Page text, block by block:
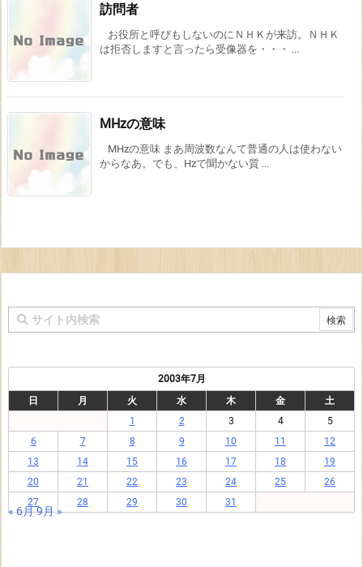
訪問者
お役所と呼びもしないのにＮＨＫが来訪。ＮＨＫ
は拒否しますと言ったら受像器を・・・ ...
MHzの意味
MHzの意味 まあ周波数なんて普通の人は使わない
からなあ。でも、Hzで聞かない質 ...
2003年7月
日
月 火 水 木 金
土
1
2 3 4
5
6
7 8 9 10 11
12
13
14 15 16 17 18
19
20
21 22 23 24 25
26
27
28 29 30 31
« 6月9月 »